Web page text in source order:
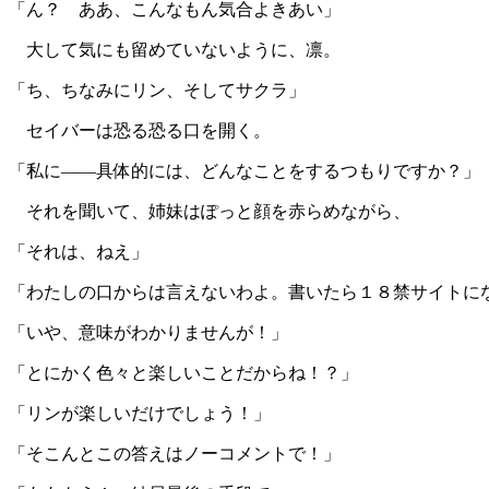
「ん？ ああ、こんなもん気合よきあい」
大して気にも留めていないように、凛。
「ち、ちなみにリン、そしてサクラ」
セイバーは恐る恐る口を開く。
「私に――具体的には、どんなことをするつもりですか？」
それを聞いて、姉妹はぽっと顔を赤らめながら、
「それは、ねえ」
「わたしの口からは言えないわよ。書いたら１８禁サイトに
「いや、意味がわかりませんが！」
「とにかく色々と楽しいことだからね！？」
「リンが楽しいだけでしょう！」
「そこんとこの答えはノーコメントで！」